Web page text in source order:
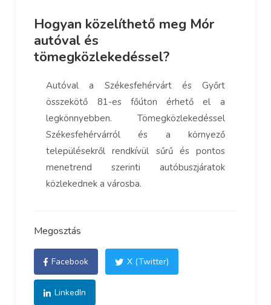
Hogyan közelíthető meg Mór
autóval és
tömegközlekedéssel?
Autóval a Székesfehérvárt és Győrt
összekötő 81-es főúton érhető el a
legkönnyebben. Tömegközlekedéssel
Székesfehérvárról és a környező
településekről rendkívül sűrű és pontos
menetrend szerinti autóbuszjáratok
közlekednek a városba.
Megosztás
Facebook X (Twitter)
LinkedIn